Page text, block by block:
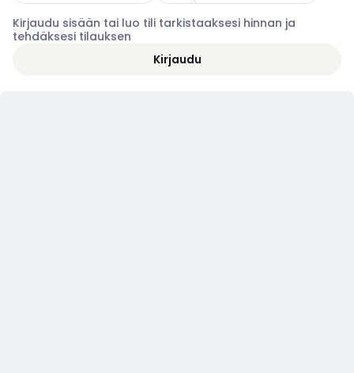
Kirjaudu sisään tai luo tili tarkistaaksesi hinnan ja
tehdäksesi tilauksen
Kirjaudu